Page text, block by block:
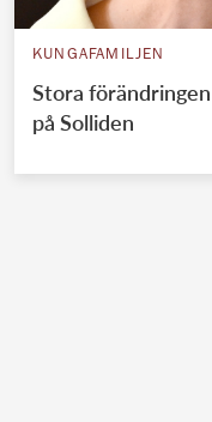
KUNGAFAMILJEN
Stora
på Solliden